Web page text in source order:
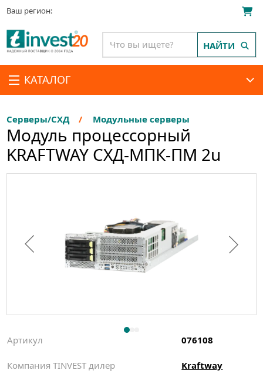
Ваш регион:
КАТАЛОГ
НАЙТИ
Серверы/СХД Модульные серверы
Модуль процессорный
KRAFTWAY СХД-МПК-ПМ 2u
Артикул 076108
Компания TINVEST дилер Kraftway